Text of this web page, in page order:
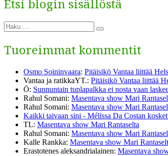
Etsi blogin sisällöstä
Etsi:
Haku
Tuoreimmat kommentit
Osmo Soininvaara: Pitäisikö Vantaa liittää
Vantaa ja ratikkaYT.: Pitäisikö Vantaa liittää
Ö: Sunnuntain tuplapalkka ei nosta vaan
Rahul Somani: Masentava show Mari
Rahul Somani: Masentava show Mari
Kaikki taivaan sini - Mélissa Da Costan
TL: Masentava show Mari Rantaselta
Rahul Somani: Masentava show Mari
Kalle Rankka: Masentava show Mari
Erastotenes aleksandrialainen: Masentava